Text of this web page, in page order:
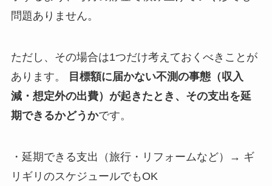
問題ありません。
ただし、その場合は1つだけ考えておくべきことが
あります。
目標額に届かない不測の事態（収入
減・想定外の出費）が起きたとき、その支出を延
期できるかどうかです。
・延期できる支出（旅行・リフォームなど）→ ギ
リギリのスケジュールでもOK